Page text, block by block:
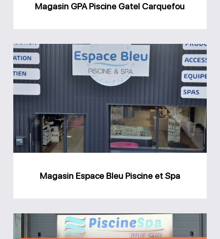
Magasin GPA Piscine Gatel Carquefou
Magasin
Espace
Bleu
Piscine
et
Spa
Magasin Espace Bleu Piscine et Spa
Magasin